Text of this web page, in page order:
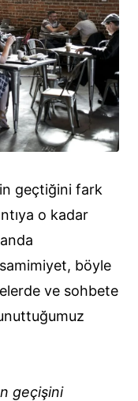
geçtiğini fark
o kadar
böyle
ve sohbete
geçişini